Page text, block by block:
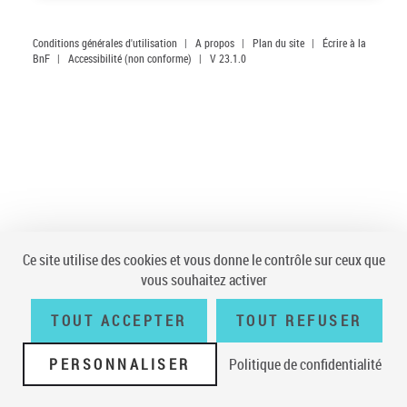
Conditions générales d'utilisation | A propos | Plan du site |
Écrire à la
BnF | Accessibilité (non conforme) | V 23.1.0
Ce site utilise des cookies et vous donne le contrôle sur ceux que
vous souhaitez activer
TOUT ACCEPTER TOUT REFUSER
PERSONNALISER Politique de confidentialité